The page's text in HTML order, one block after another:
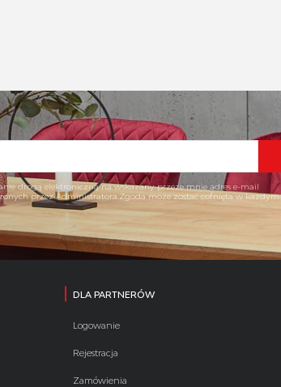
drogą elektroniczną na wskazany przeze mnie adres e-mail
przez Administratora.Zgoda może zostać cofnięta w każdym
DLA PARTNERÓW
Logowanie
Rejestracja
Zamówienia